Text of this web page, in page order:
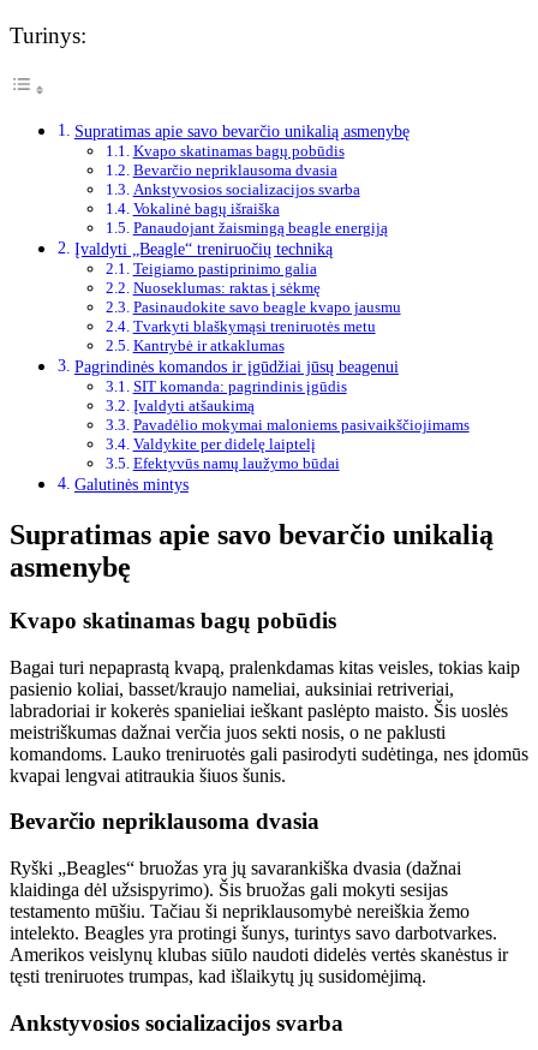
Turinys:
Supratimas apie savo bevarčio unikalią asmenybę
Kvapo skatinamas bagų pobūdis
Bevarčio nepriklausoma dvasia
Ankstyvosios socializacijos svarba
Vokalinė bagų išraiška
Panaudojant žaismingą beagle energiją
Įvaldyti „Beagle“ treniruočių techniką
Teigiamo pastiprinimo galia
Nuoseklumas: raktas į sėkmę
Pasinaudokite savo beagle kvapo jausmu
Tvarkyti blaškymąsi treniruotės metu
Kantrybė ir atkaklumas
Pagrindinės komandos ir įgūdžiai jūsų beagenui
SIT komanda: pagrindinis įgūdis
Įvaldyti atšaukimą
Pavadėlio mokymai maloniems pasivaikščiojimams
Valdykite per didelę laiptelį
Efektyvūs namų laužymo būdai
Galutinės mintys
Supratimas apie savo bevarčio unikalią
asmenybę
Kvapo skatinamas bagų pobūdis
Bagai turi nepaprastą kvapą, pralenkdamas kitas veisles, tokias kaip
pasienio koliai, basset/kraujo nameliai, auksiniai retriveriai,
labradoriai ir kokerės spanieliai ieškant paslėpto maisto. Šis uoslės
meistriškumas dažnai verčia juos sekti nosis, o ne paklusti
komandoms. Lauko treniruotės gali pasirodyti sudėtinga, nes įdomūs
kvapai lengvai atitraukia šiuos šunis.
Bevarčio nepriklausoma dvasia
Ryški „Beagles“ bruožas yra jų savarankiška dvasia (dažnai
klaidinga dėl užsispyrimo). Šis bruožas gali mokyti sesijas
testamento mūšiu. Tačiau ši nepriklausomybė nereiškia žemo
intelekto. Beagles yra protingi šunys, turintys savo darbotvarkes.
Amerikos veislynų klubas siūlo naudoti didelės vertės skanėstus ir
tęsti treniruotes trumpas, kad išlaikytų jų susidomėjimą.
Ankstyvosios socializacijos svarba